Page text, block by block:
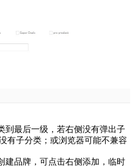
到最后一级，若右侧没有弹出子
有子分类；或浏览器可能不兼容
建品牌，可点击右侧添加，临时